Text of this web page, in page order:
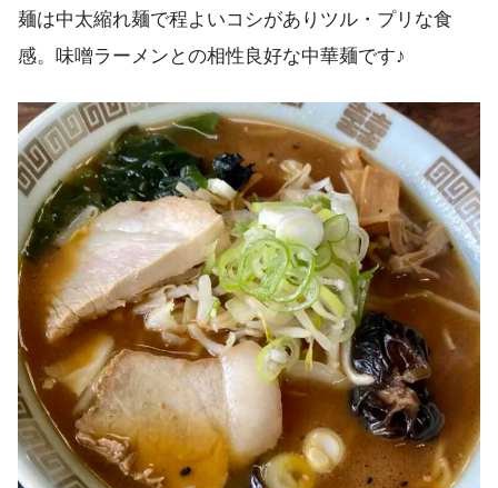
麺は中太縮れ麺で程よいコシがありツル・プリな食
感。味噌ラーメンとの相性良好な中華麺です♪